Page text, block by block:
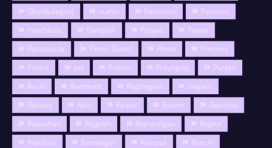
Obaidullaganj
outfits Pakistaan
Pakistan
Panchkula
Panipath Panjab
Panna
Paraswada
Petrol Diesel Photo
Poetries
Poitics
pol Politics Prayagraj
Punjab
Rachi
Raebareli Raghogarh
raigarh
Railway
Rain Raipur Raisen
Rajastha
Rajasthan
Rajgarh Rajnandgao
Rajpur
Rajsthan
Ramnagar Rampur
Ranchi